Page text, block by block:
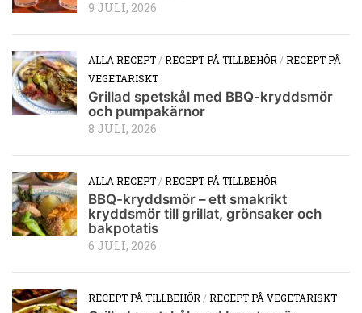
9 JULI, 2026
ALLA RECEPT /RECEPT PÅ TILLBEHÖR /RECEPT PÅ
VEGETARISKT
Grillad spetskål med BBQ-kryddsmör
och pumpakärnor
8 JULI, 2026
ALLA RECEPT /RECEPT PÅ TILLBEHÖR
BBQ-kryddsmör – ett smakrikt
kryddsmör till grillat, grönsaker och
bakpotatis
6 JULI, 2026
RECEPT PÅ TILLBEHÖR /RECEPT PÅ VEGETARISKT